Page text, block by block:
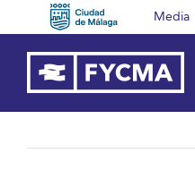
al
contenido
Media